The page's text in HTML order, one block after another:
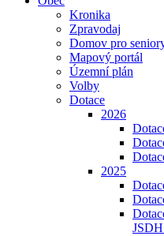
Kronika
Zpravodaj
Domov pro
Mapový portál
Územní plán
Volby
Dotace
2026
2025